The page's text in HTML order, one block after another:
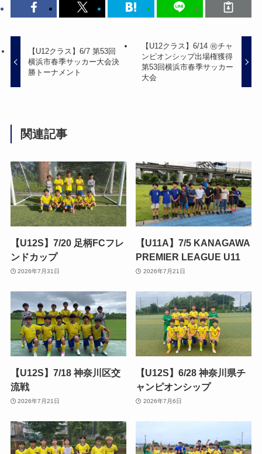
【U12クラス】6/7 第53回
横浜市春季サッカー大会決
勝トーナメント
【U12クラス】6/14 ㊗️チャ
ンピオンシップ出場権獲得
第53回横浜市春季サッカー
大会
関連記事
【U12S】7/20 足柄FCフレ
ンドカップ
2026年7月31日
【U11A】7/5 KANAGAWA
PREMIER LEAGUE U11
2026年7月21日
【U12S】7/18 神奈川区交
流戦
2026年7月21日
【U12S】6/28 神奈川県チ
ャンピオンシップ
2026年7月6日